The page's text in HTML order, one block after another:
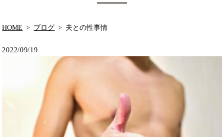
HOME ブログ 夫との性事情
2022/09/19